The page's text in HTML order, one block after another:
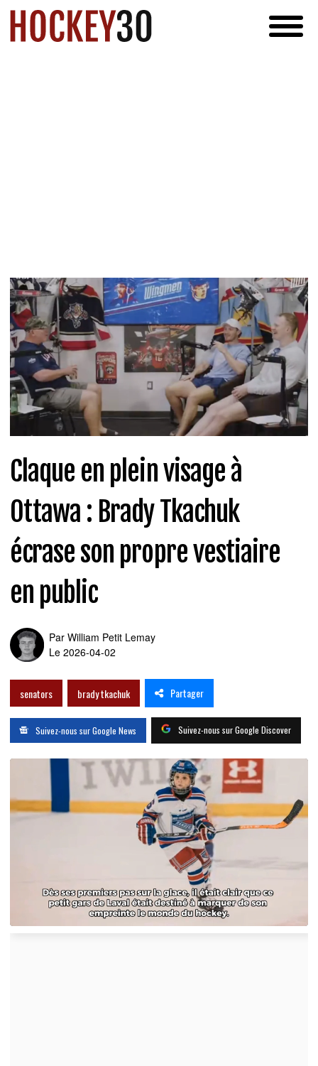
Claque en plein visage à
Ottawa : Brady Tkachuk
écrase son propre vestiaire
en public
Par William Petit Lemay
Le 2026-04-02
senators brady tkachuk Partager
Suivez-nous sur Google News Suivez-nous sur Google Discover